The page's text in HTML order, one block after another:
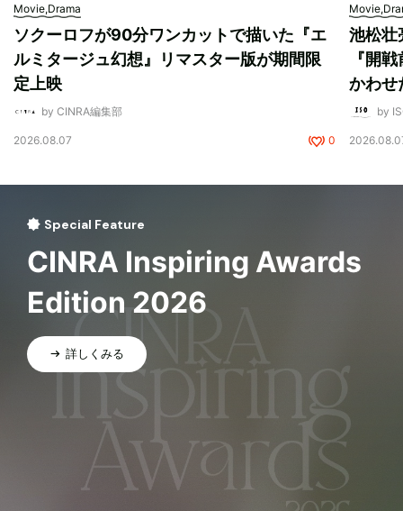
Movie,Drama
ソクーロフが90分ワンカットで描いた『エ
ルミタージュ幻想』リマスター版が期間限
定上映
by CINRA編集部
2026.08.07 0
池松壮
『開
かわせ
by
Special Feature
CINRA Inspiring Awards
Edition 2026
詳しくみる